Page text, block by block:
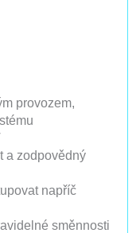
provozem,
a zodpovědný
napříč
směnnosti